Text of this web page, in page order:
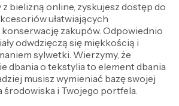
bielizną online, zyskujesz dostęp do
ułatwiających
zakupów. Odpowiednio
odwdzięczą się miękkością i
sylwetki. Wierzymy, że
dbania o tekstylia to element dbania
musisz wymieniać bazę swojej
środowiska i Twojego portfela.